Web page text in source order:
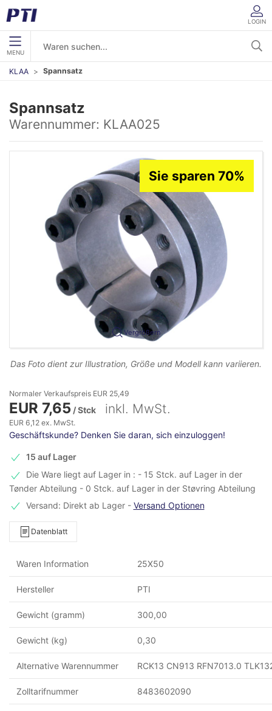
LOGIN
MENU
KLAA Spannsatz
Spannsatz
Warennummer: KLAA025
Vergrößern
Sie sparen 70%
Das Foto dient zur Illustration, Größe und Modell kann variieren.
Normaler Verkaufspreis EUR 25,49
EUR 7,65 / Stck inkl. MwSt.
EUR 6,12 ex. MwSt.
Geschäftskunde? Denken Sie daran, sich einzuloggen!
15 auf Lager
Die Ware liegt auf Lager in : - 15 Stck. auf Lager in der
Tønder Abteilung - 0 Stck. auf Lager in der Støvring Abteilung
Versand: Direkt ab Lager- Versand Optionen
Datenblatt
Waren Information 25X50
Hersteller PTI
Gewicht (gramm) 300,00
Gewicht (kg) 0,30
Alternative Warennummer RCK13 CN913 RFN7013.0
Zolltarifnummer 8483602090